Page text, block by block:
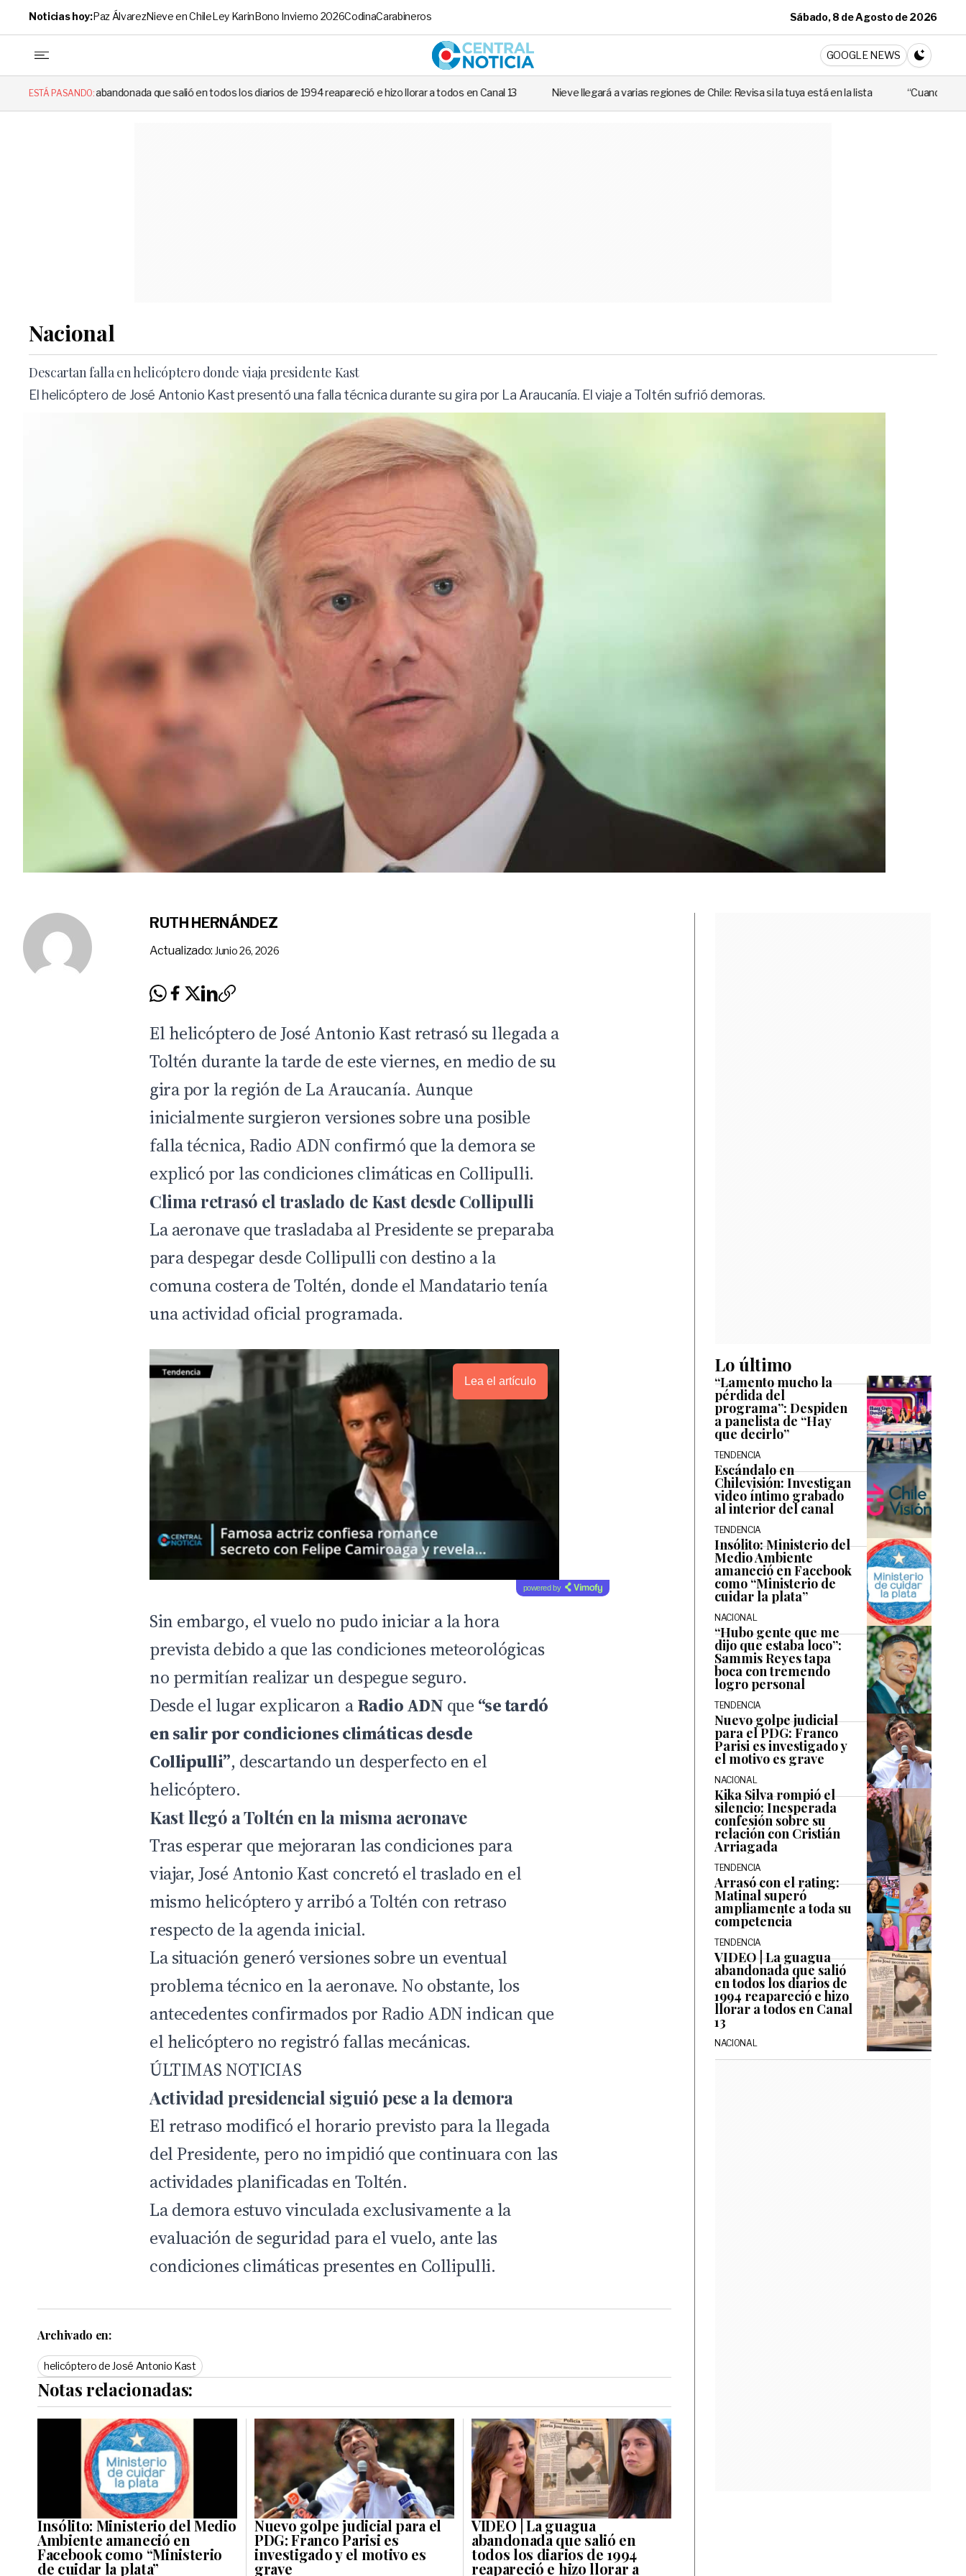
Noticias hoy:Paz ÁlvarezNieve en ChileLey KarinBono Invierno 2026CodinaCarabineros Sábado, 8 de Agosto de 2026
Central Noticia
GOOGLE NEWS
CAMBIA A
ESTÁ PASANDO:
que salió en todos los diarios de 1994 reapareció e hizo llorar a todos en Canal 13 Nieve llegará a varias regiones de Chile: Revisa si la tuya está en la lista “Cuando alguien utiliza mal esa
Nacional
Descartan falla en helicóptero donde viaja presidente Kast
El helicóptero de José Antonio Kast presentó una falla técnica durante su gira por La Araucanía. El viaje a Toltén sufrió demoras.
RUTH HERNÁNDEZ
Actualizado: Junio 26, 2026
El helicóptero de José Antonio Kast retrasó su llegada a
Toltén durante la tarde de este viernes, en medio de su
gira por la región de La Araucanía. Aunque
inicialmente surgieron versiones sobre una posible
falla técnica, Radio ADN confirmó que la demora se
explicó por las condiciones climáticas en Collipulli.
Clima retrasó el traslado de Kast desde Collipulli
La aeronave que trasladaba al Presidente se preparaba
para despegar desde Collipulli con destino a la
comuna costera de Toltén, donde el Mandatario tenía
una actividad oficial programada.
Lea el artículo
powered by
Sin embargo, el vuelo no pudo iniciar a la hora
prevista debido a que las condiciones meteorológicas
no permitían realizar un despegue seguro.
Desde el lugar explicaron a Radio ADN que “se tardó
en salir por condiciones climáticas desde
Collipulli”, descartando un desperfecto en el
helicóptero.
Kast llegó a Toltén en la misma aeronave
Tras esperar que mejoraran las condiciones para
viajar, José Antonio Kast concretó el traslado en el
mismo helicóptero y arribó a Toltén con retraso
respecto de la agenda inicial.
La situación generó versiones sobre un eventual
problema técnico en la aeronave. No obstante, los
antecedentes confirmados por Radio ADN indican que
el helicóptero no registró fallas mecánicas.
ÚLTIMAS NOTICIAS
Actividad presidencial siguió pese a la demora
El retraso modificó el horario previsto para la llegada
del Presidente, pero no impidió que continuara con las
actividades planificadas en Toltén.
La demora estuvo vinculada exclusivamente a la
evaluación de seguridad para el vuelo, ante las
condiciones climáticas presentes en Collipulli.
Archivado en:
helicóptero de José Antonio Kast
Notas relacionadas:
Insólito: Ministerio del Medio
Ambiente amaneció en
Facebook como “Ministerio
de cuidar la plata”
Nuevo golpe judicial para el
PDG: Franco Parisi es
investigado y el motivo es
grave
VIDEO | La guagua
abandonada que salió en
todos los diarios de 1994
reapareció e hizo llorar a
Lo último
“Lamento mucho la
pérdida del
programa”: Despiden
a panelista de “Hay
que decirlo”
TENDENCIA
Escándalo en
Chilevisión: Investigan
video íntimo grabado
al interior del canal
TENDENCIA
Insólito: Ministerio del
Medio Ambiente
amaneció en Facebook
como “Ministerio de
cuidar la plata”
NACIONAL
“Hubo gente que me
dijo que estaba loco”:
Sammis Reyes tapa
boca con tremendo
logro personal
TENDENCIA
Nuevo golpe judicial
para el PDG: Franco
Parisi es investigado y
el motivo es grave
NACIONAL
Kika Silva rompió el
silencio: Inesperada
confesión sobre su
relación con Cristián
Arriagada
TENDENCIA
Arrasó con el rating:
Matinal superó
ampliamente a toda su
competencia
TENDENCIA
VIDEO | La guagua
abandonada que salió
en todos los diarios de
1994 reapareció e hizo
llorar a todos en Canal
13
NACIONAL